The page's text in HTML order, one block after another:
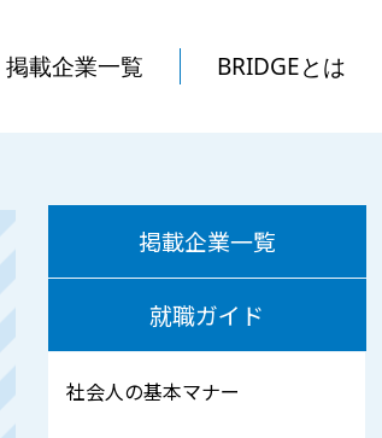
掲載企業一覧 BRIDGEとは
掲載企業一覧
就職ガイド
社会人の基本マナー